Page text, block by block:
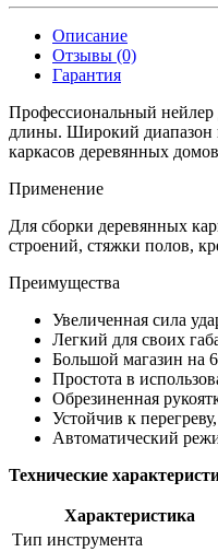
Описание
Отзывы (0)
Гарантия
Профессиональный нейлер
длины. Широкий диапазон
каркасов деревянных
Применение
Для сборки деревянных
строений, стяжки полов,
Преимущества
Увеличенная сила
Легкий для своих
Большой магазин на
Простота в
Обрезиненная
Устойчив к
Автоматический
Технические
Характеристика
Тип инструмента